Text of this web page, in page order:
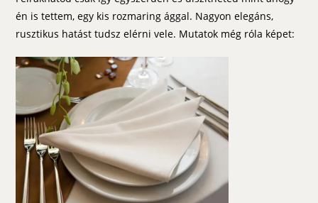
én is tettem, egy kis rozmaring ággal. Nagyon elegáns,
rusztikus hatást tudsz elérni vele. Mutatok még róla képet: